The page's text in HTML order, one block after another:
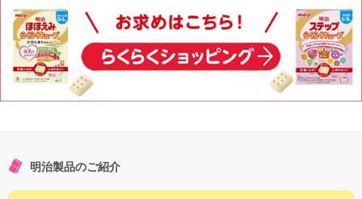
明治製品のご紹介